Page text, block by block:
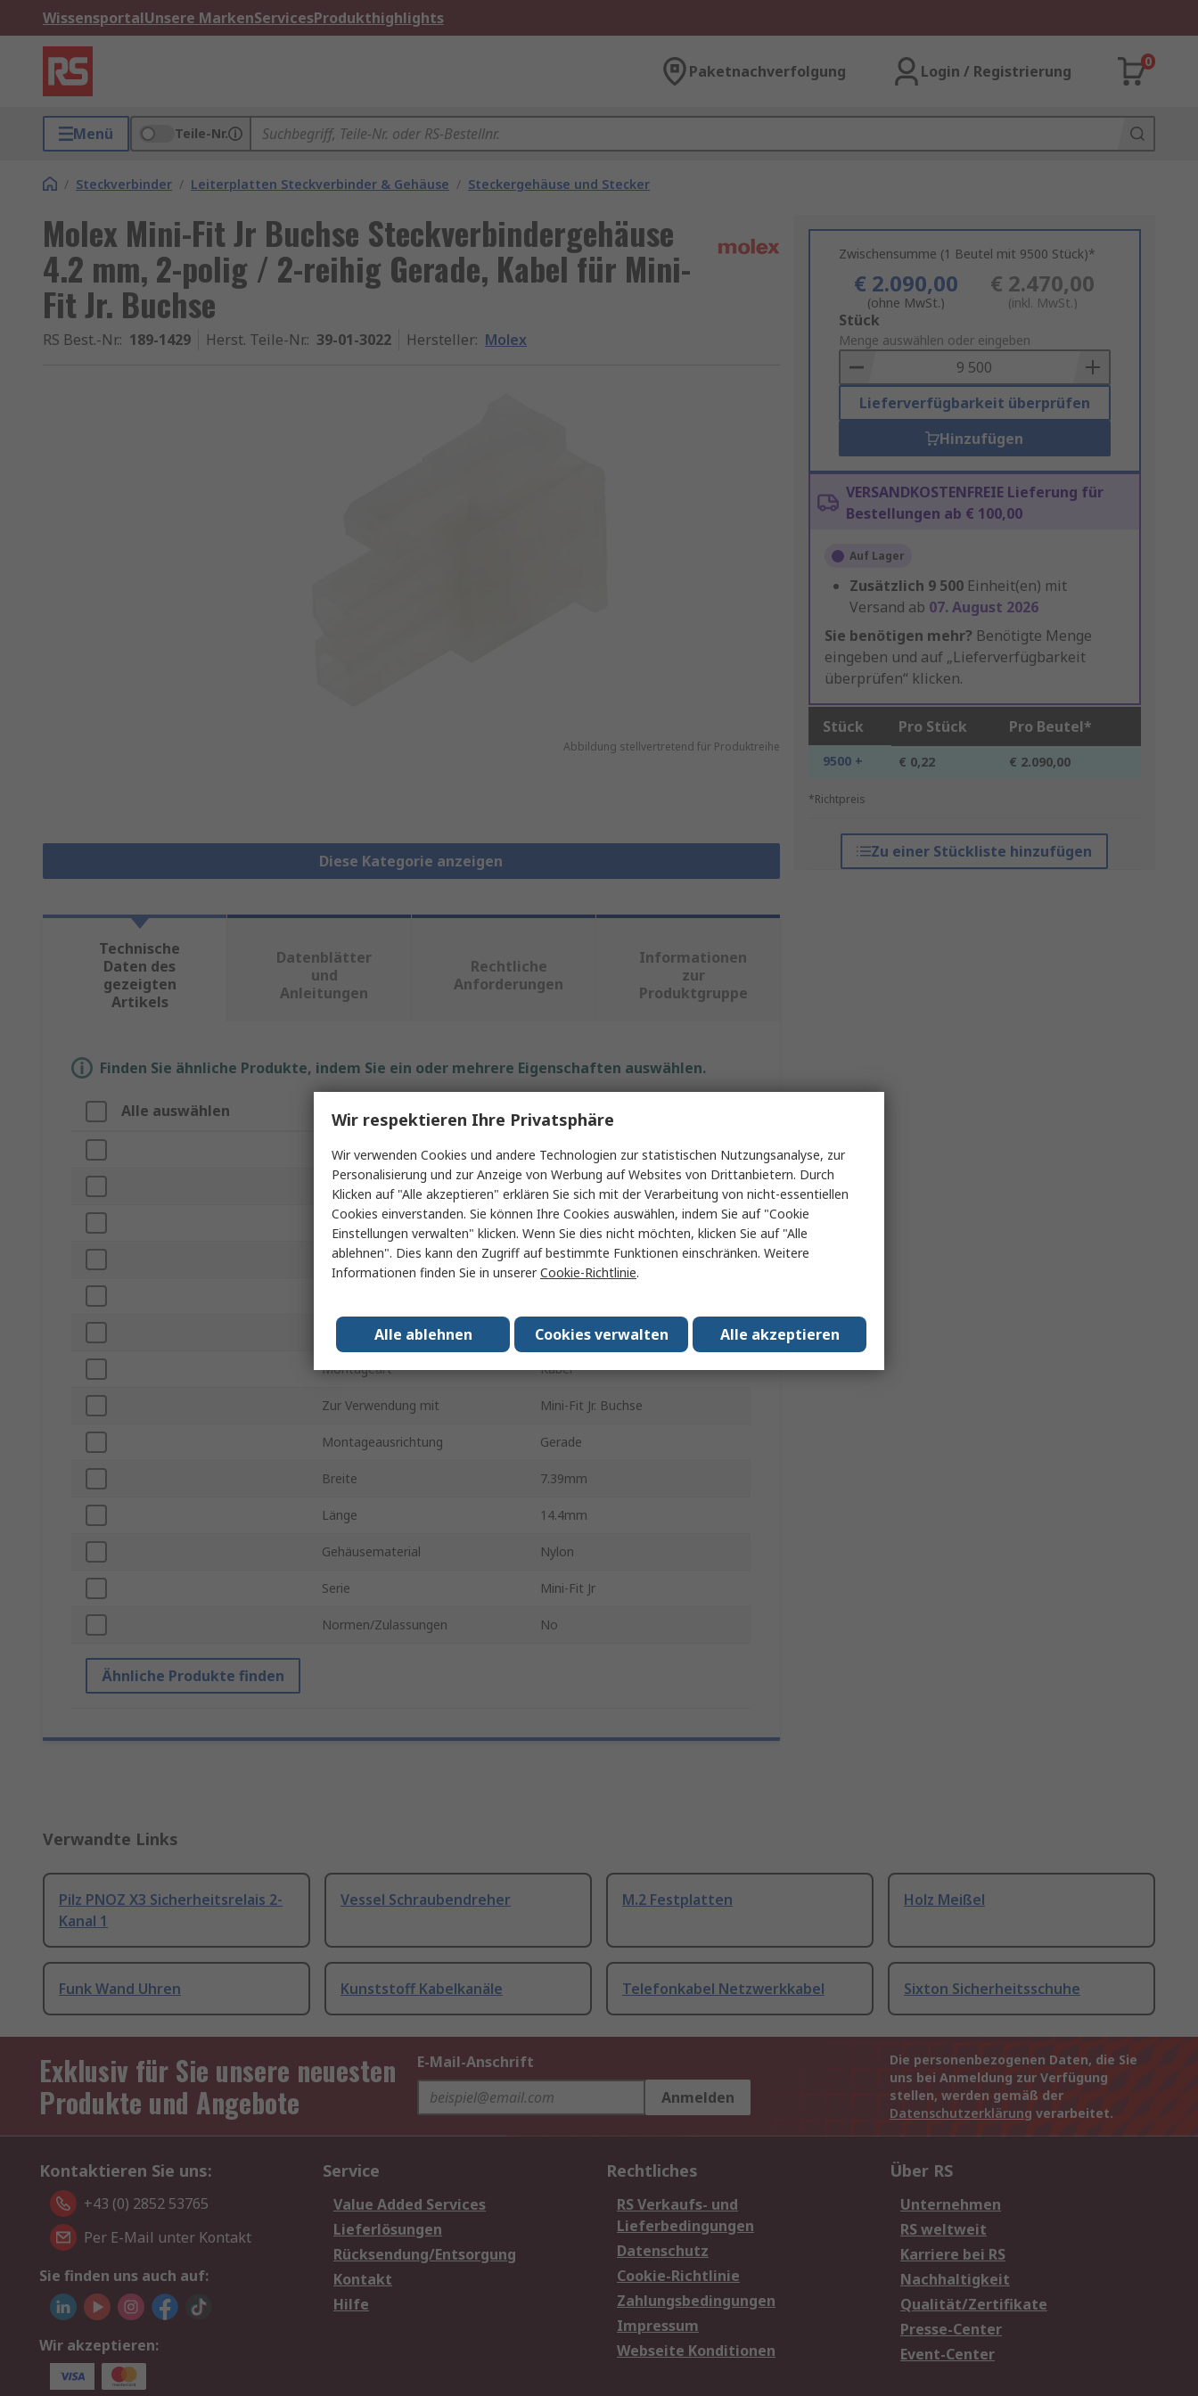
WissensportalUnsere MarkenServicesProdukthighlights
Paketnachverfolgung Login / Registrierung
0
Menü Teile-Nr.
/ Steckverbinder / Leiterplatten Steckverbinder & Gehäuse / Steckergehäuse und Stecker
Molex Mini-Fit Jr Buchse Steckverbindergehäuse
4.2 mm, 2-polig / 2-reihig Gerade, Kabel für Mini-
Fit Jr. Buchse
RS Best.-Nr.: 189-1429 Herst. Teile-Nr.: 39-01-3022 Hersteller: Molex
Abbildung stellvertretend für Produktreihe
Diese Kategorie anzeigen
Zwischensumme (1 Beutel mit 9500 Stück)*
€ 2.090,00
(ohne MwSt.)
€ 2.470,00
(inkl. MwSt.)
Add
to
Basket
Stück
Menge auswählen oder eingeben
Lieferverfügbarkeit überprüfen
Hinzufügen
VERSANDKOSTENFREIE Lieferung für
Bestellungen ab € 100,00
Auf Lager
Zusätzlich 9 500 Einheit(en) mit
Versand ab 07. August 2026
Sie benötigen mehr? Benötigte Menge
eingeben und auf „Lieferverfügbarkeit
überprüfen“ klicken.
Stück Pro Stück Pro Beutel*
9500 + € 0,22 € 2.090,00
*Richtpreis
Zu einer Stückliste hinzufügen
Technische
Daten des
gezeigten
Artikels
Datenblätter
und
Anleitungen
Rechtliche
Anforderungen
Informationen
zur
Produktgruppe
Finden Sie ähnliche Produkte, indem Sie ein oder mehrere Eigenschaften auswählen.
Alle auswählen Eigenschaft Wert
Marke Molex
Produkt Typ Steckverbindergehäuse
Anzahl der Kontakte 2
Anzahl der Reihen 2
Steckverbinder Gender Buchse
Montageart Kabel
Zur Verwendung mit Mini-Fit Jr. Buchse
Montageausrichtung Gerade
Breite 7.39mm
Länge 14.4mm
Gehäusematerial Nylon
Serie Mini-Fit Jr
Normen/Zulassungen No
Ähnliche Produkte finden
Verwandte Links
Pilz PNOZ X3 Sicherheitsrelais 2-
Kanal 1
Vessel Schraubendreher M.2 Festplatten Holz Meißel
Funk Wand Uhren Kunststoff Kabelkanäle Telefonkabel Netzwerkkabel Sixton Sicherheitsschuhe
Exklusiv für Sie unsere neuesten
Produkte und Angebote
E-Mail-Anschrift
Anmelden
Die personenbezogenen Daten, die Sie
uns bei Anmeldung zur Verfügung
stellen, werden gemäß der
Datenschutzerklärung verarbeitet.
Kontaktieren Sie uns:
+43 (0) 2852 53765
Per E-Mail unter Kontakt
Sie finden uns auch auf:
Wir akzeptieren:
Service
Value Added Services
Lieferlösungen
Rücksendung/Entsorgung
Kontakt
Hilfe
Rechtliches
RS Verkaufs- und
Lieferbedingungen
Datenschutz
Cookie-Richtlinie
Zahlungsbedingungen
Impressum
Webseite Konditionen
Über RS
Unternehmen
RS weltweit
Karriere bei RS
Nachhaltigkeit
Qualität/Zertifikate
Presse-Center
Event-Center
Wir respektieren Ihre Privatsphäre
Wir verwenden Cookies und andere Technologien zur statistischen Nutzungsanalyse, zur
Personalisierung und zur Anzeige von Werbung auf Websites von Drittanbietern. Durch
Klicken auf "Alle akzeptieren" erklären Sie sich mit der Verarbeitung von nicht-essentiellen
Cookies einverstanden. Sie können Ihre Cookies auswählen, indem Sie auf "Cookie
Einstellungen verwalten" klicken. Wenn Sie dies nicht möchten, klicken Sie auf "Alle
ablehnen". Dies kann den Zugriff auf bestimmte Funktionen einschränken. Weitere
Informationen finden Sie in unsererCookie-Richtlinie.
Alle akzeptieren
Cookies verwalten
Alle ablehnen